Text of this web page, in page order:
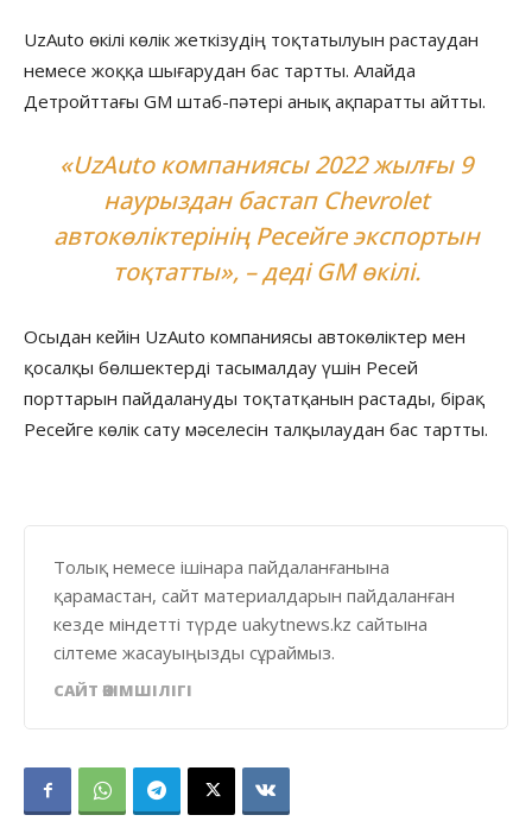
UzAuto өкілі көлік жеткізудің тоқтатылуын растаудан
немесе жоққа шығарудан бас тартты. Алайда
Детройттағы GM штаб-пәтері анық ақпаратты айтты.
«UzAuto компаниясы 2022 жылғы 9
наурыздан бастап Chevrolet
автокөліктерінің Ресейге экспортын
тоқтатты», – деді GM өкілі.
Осыдан кейін UzAuto компаниясы автокөліктер мен
қосалқы бөлшектерді тасымалдау үшін Ресей
порттарын пайдалануды тоқтатқанын растады, бірақ
Ресейге көлік сату мәселесін талқылаудан бас тартты.
Толық немесе ішінара пайдаланғанына
қарамастан, сайт материалдарын пайдаланған
кезде міндетті түрде uakytnews.kz сайтына
сілтеме жасауыңызды сұраймыз.
САЙТ ӘКІМШІЛІГІ